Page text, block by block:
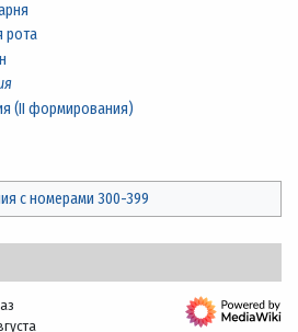
рота
(II формирования)
с номерами 300-399